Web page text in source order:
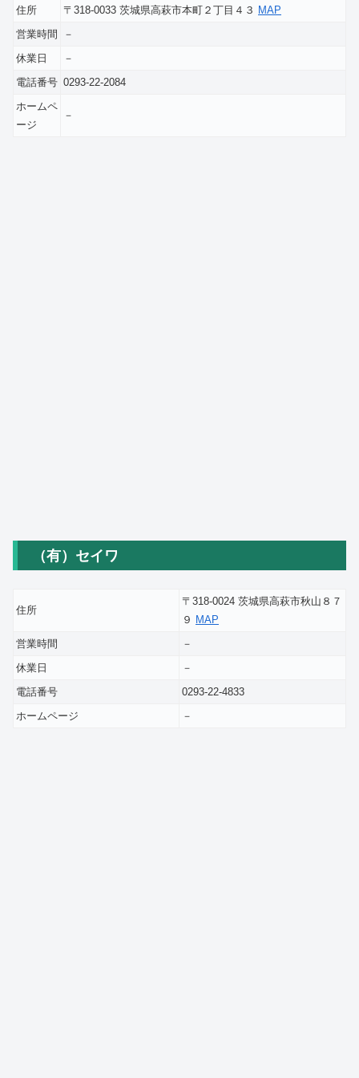
住所 〒318-0033 茨城県高萩市本町２丁目４３ MAP
営業時間
－
休業日
－
電話番号 0293-22-2084
ホームペ
ージ
－
（有）セイワ
住所
〒318-0024 茨城県高萩市秋山８７
９ MAP
営業時間
－
休業日
－
電話番号
0293-22-4833
ホームページ
－